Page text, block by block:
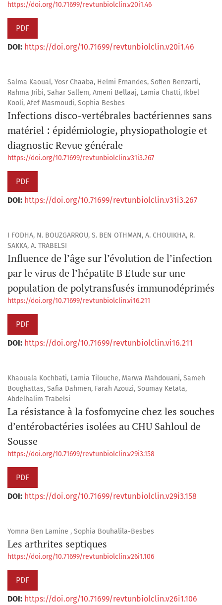
https://doi.org/10.71699/revtunbiolclin.v20i1.46
PDF
DOI: https://doi.org/10.71699/revtunbiolclin.v20i1.46
Salma Kaoual, Yosr Chaaba, Helmi Ernandes, Sofien Benzarti,
Rahma Jribi, Sahar Sallem, Ameni Bellaaj, Lamia Chatti, Ikbel
Kooli, Afef Masmoudi, Sophia Besbes
Infections disco-vertébrales bactériennes sans
matériel : épidémiologie, physiopathologie et
diagnostic Revue générale
https://doi.org/10.71699/revtunbiolclin.v31i3.267
PDF
DOI: https://doi.org/10.71699/revtunbiolclin.v31i3.267
I FODHA, N. BOUZGARROU, S. BEN OTHMAN, A. CHOUIKHA, R.
SAKKA, A. TRABELSI
Influence de l’âge sur l’évolution de l’infection
par le virus de l’hépatite B Etude sur une
population de polytransfusés immunodéprimés
https://doi.org/10.71699/revtunbiolclin.vi16.211
PDF
DOI: https://doi.org/10.71699/revtunbiolclin.vi16.211
Khaouala Kochbati, Lamia Tilouche, Marwa Mahdouani, Sameh
Boughattas, Safia Dahmen, Farah Azouzi, Soumay Ketata,
Abdelhalim Trabelsi
La résistance à la fosfomycine chez les souches
d’entérobactéries isolées au CHU Sahloul de
Sousse
https://doi.org/10.71699/revtunbiolclin.v29i3.158
PDF
DOI: https://doi.org/10.71699/revtunbiolclin.v29i3.158
Yomna Ben Lamine , Sophia Bouhalila-Besbes
Les arthrites septiques
https://doi.org/10.71699/revtunbiolclin.v26i1.106
PDF
DOI: https://doi.org/10.71699/revtunbiolclin.v26i1.106